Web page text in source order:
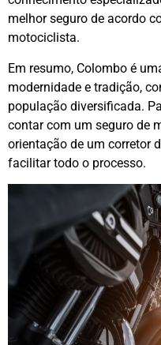
melhor seguro de acordo
motociclista.
Em resumo, Colombo é
modernidade e tradição,
população diversificada.
contar com um seguro de
orientação de um corretor
facilitar todo o processo.